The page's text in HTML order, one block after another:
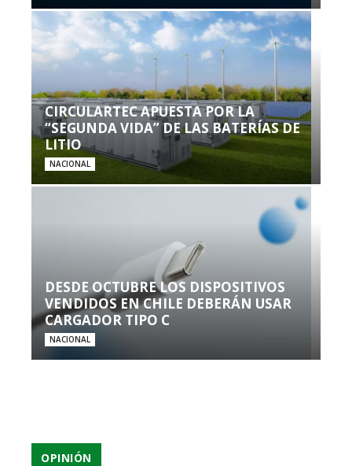
CIRCULARTEC APUESTA POR LA
“SEGUNDA VIDA” DE LAS BATERÍAS DE
LITIO
NACIONAL
DESDE OCTUBRE LOS DISPOSITIVOS
VENDIDOS EN CHILE DEBERÁN USAR
CARGADOR TIPO C
NACIONAL
OPINIÓN